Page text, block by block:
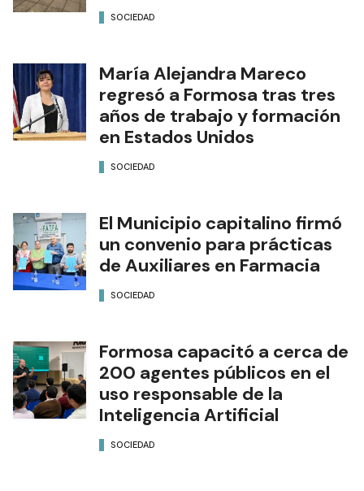
SOCIEDAD
María Alejandra Mareco
regresó a Formosa tras tres
años de trabajo y formación
en Estados Unidos
SOCIEDAD
El Municipio capitalino firmó
un convenio para prácticas
de Auxiliares en Farmacia
SOCIEDAD
Formosa capacitó a cerca de
200 agentes públicos en el
uso responsable de la
Inteligencia Artificial
SOCIEDAD